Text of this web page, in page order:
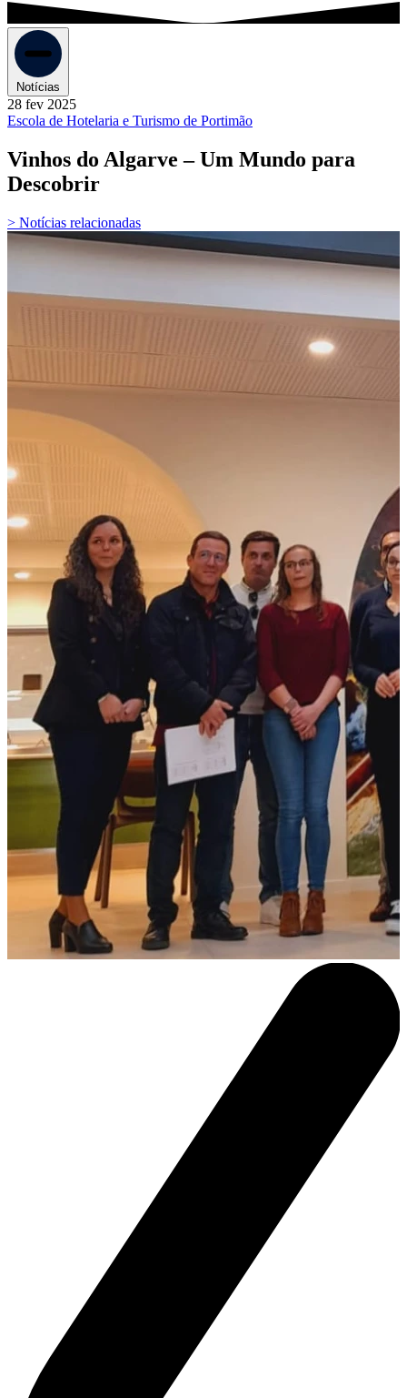
Notícias
28 fev 2025
Escola de Hotelaria e Turismo de Portimão
Vinhos do Algarve – Um Mundo para
Descobrir
> Notícias relacionadas